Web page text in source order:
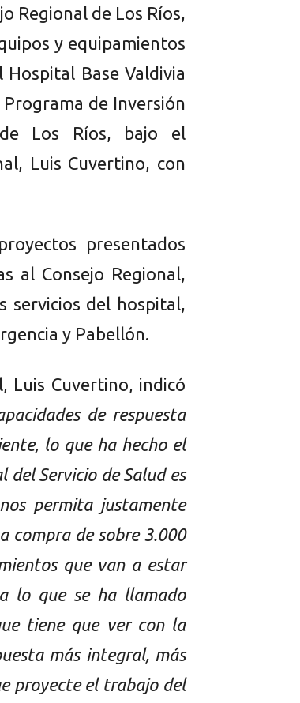
Regional de Los Ríos,
y equipamientos
Base Valdivia
de Inversión
Los Ríos, bajo el
Luis Cuvertino, con
presentados
al Consejo Regional,
servicios del hospital,
y Pabellón.
Luis Cuvertino, indicó
de respuesta
lo que ha hecho el
Servicio de Salud es
permita justamente
compra de sobre 3.000
que van a estar
lo que se ha llamado
tiene que ver con la
más integral, más
proyecte el trabajo del